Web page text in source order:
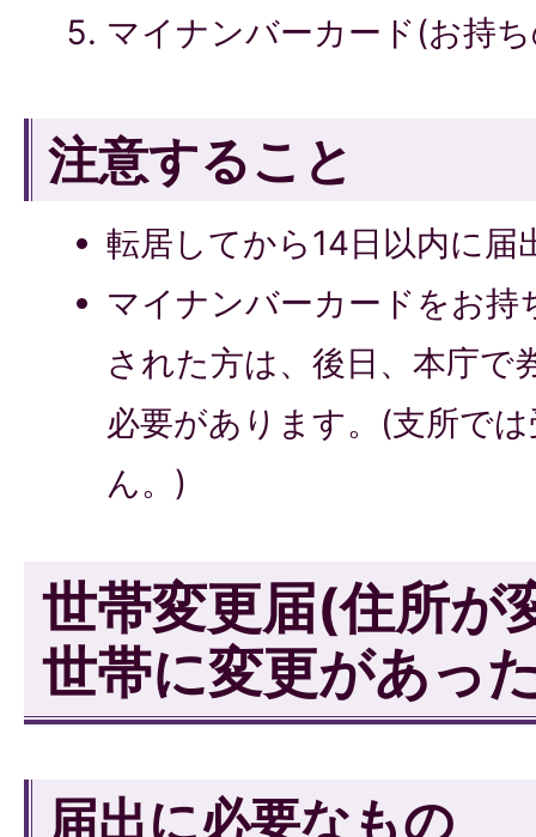
マイナンバーカード(お持
注意すること
転居してから14日以内に届
マイナンバーカードをお持
された方は、後日、本庁で
必要があります。(支所で
ん。)
世帯変更届(住所が
世帯に変更があっ
届出に必要なもの